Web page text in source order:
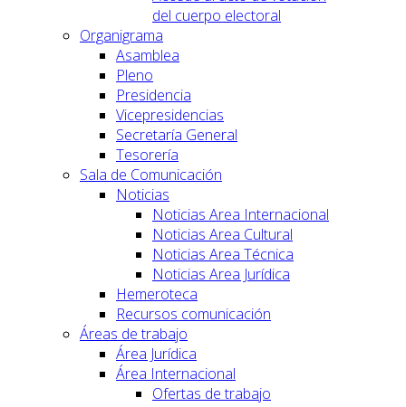
del cuerpo electoral
Organigrama
Asamblea
Pleno
Presidencia
Vicepresidencias
Secretaría General
Tesorería
Sala de Comunicación
Noticias
Noticias Area Internacional
Noticias Area Cultural
Noticias Area Técnica
Noticias Area Jurídica
Hemeroteca
Recursos comunicación
Áreas de trabajo
Área Jurídica
Área Internacional
Ofertas de trabajo